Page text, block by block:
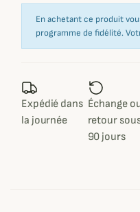
En achetant ce produit
programme de fidélité.
Expédié dans
la journée
Échange
retour
90 jours